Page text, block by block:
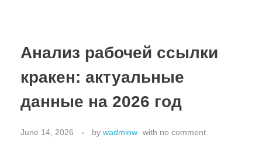
Анализ рабочей ссылки
кракен: актуальные
данные на 2026 год
June 14, 2026 by wadminw with no comment